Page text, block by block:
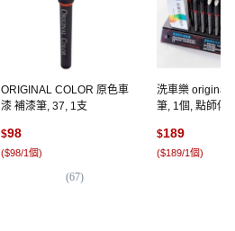
ORIGINAL COLOR 原色車
漆 補漆筆, 37, 1支
$98
($98/1個)
(67)
洗車樂 original
筆, 1個, 點師傅
$189
($189/1個)